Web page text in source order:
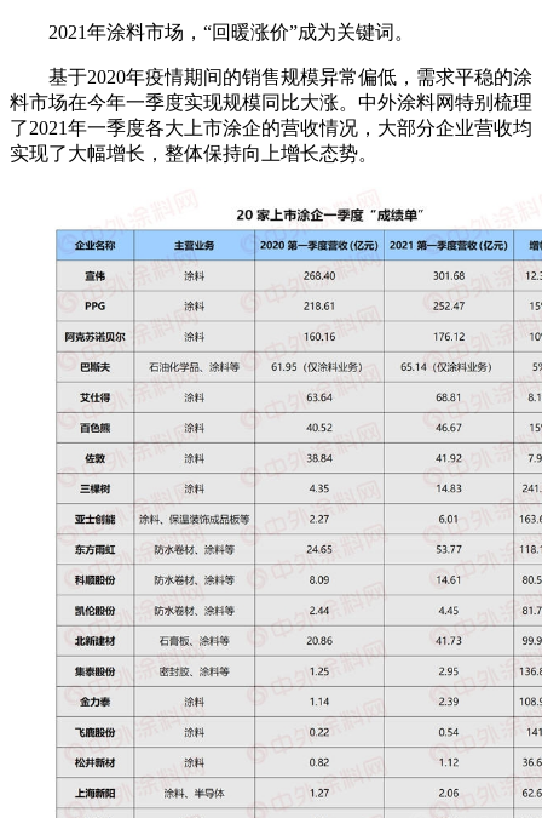
2021年涂料市场，“回暖涨价”成为关键词。
基于2020年疫情期间的销售规模异常偏低，需求平稳的涂
料市场在今年一季度实现规模同比大涨。中外涂料网特别梳理
了2021年一季度各大上市涂企的营收情况，大部分企业营收均
实现了大幅增长，整体保持向上增长态势。